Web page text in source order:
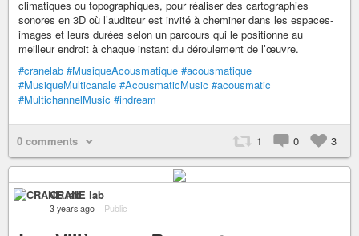
climatiques ou topographiques, pour réaliser des cartographies
sonores en 3D où l’auditeur est invité à cheminer dans les espaces-
images et leurs durées selon un parcours qui le positionne au
meilleur endroit à chaque instant du déroulement de l’œuvre.
#cranelab #MusiqueAcousmatique #acousmatique
#MusiqueMulticanale #AcousmaticMusic #acousmatic
#MultichannelMusic #indream
0 comments 1 0 3
CRANE lab
3 years ago – Public